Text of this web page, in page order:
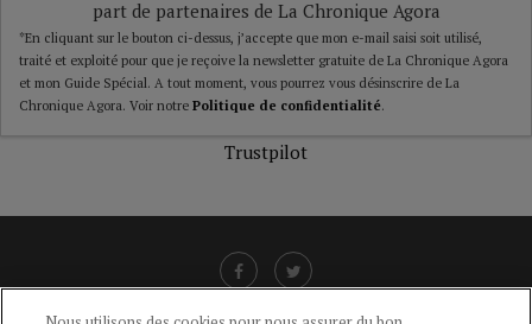
part de partenaires de La Chronique Agora
*En cliquant sur le bouton ci-dessus, j’accepte que mon e-mail saisi soit utilisé,
traité et exploité pour que je reçoive la newsletter gratuite de La Chronique Agora
et mon Guide Spécial. A tout moment, vous pourrez vous désinscrire de La
Chronique Agora. Voir notre Politique de confidentialité.
Trustpilot